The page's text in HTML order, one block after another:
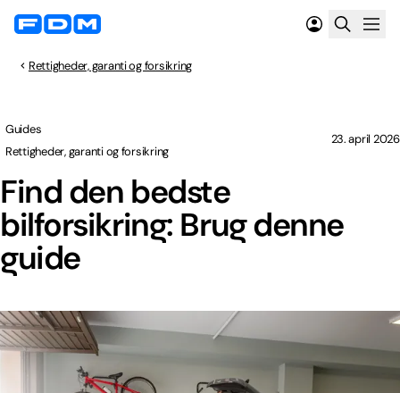
Rettigheder, garanti og forsikring
Find den bedste
bilforsikring: Brug denne
guide
Guides
Rettigheder, garanti og forsikring
23. april 2026